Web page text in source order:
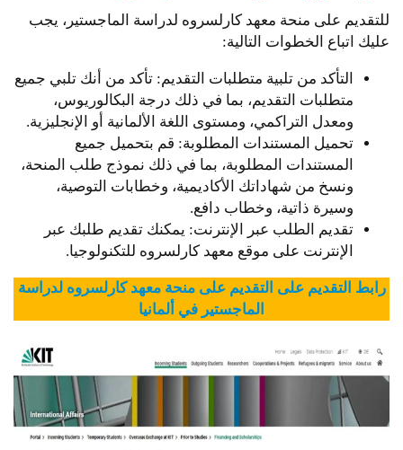
للتقديم على منحة معهد كارلسروه لدراسة الماجستير، يجب
عليك اتباع الخطوات التالية:
التأكد من تلبية متطلبات التقديم: تأكد من أنك تلبي جميع
متطلبات التقديم، بما في ذلك درجة البكالوريوس،
ومعدل التراكمي، ومستوى اللغة الألمانية أو الإنجليزية.
تحميل المستندات المطلوبة: قم بتحميل جميع
المستندات المطلوبة، بما في ذلك نموذج طلب المنحة،
ونسخ من شهاداتك الأكاديمية، وخطابات التوصية،
وسيرة ذاتية، وخطاب دافع.
تقديم الطلب عبر الإنترنت: يمكنك تقديم طلبك عبر
الإنترنت على موقع معهد كارلسروه للتكنولوجيا.
رابط التقديم على التقديم على منحة معهد كارلسروه لدراسة
الماجستير في ألمانيا